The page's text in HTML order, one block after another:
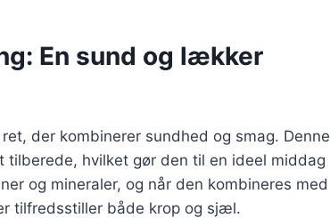
En sund og lækker
der kombinerer sundhed og smag. Denne
hvilket gør den til en ideel middag
og mineraler, og når den kombineres med
tilfredsstiller både krop og sjæl.